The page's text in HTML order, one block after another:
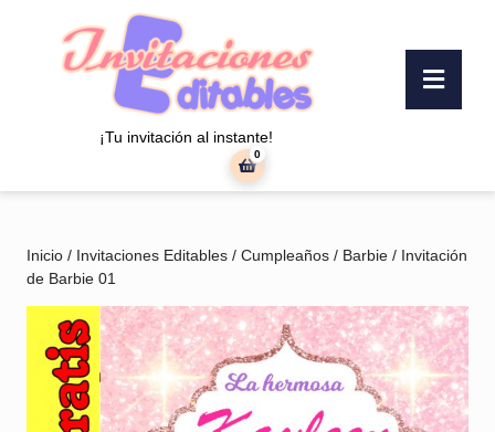
contenido
¡Tu invitación al instante!
carrito
0
Inicio / Invitaciones Editables / Cumpleaños / Barbie / Invitación
de Barbie 01